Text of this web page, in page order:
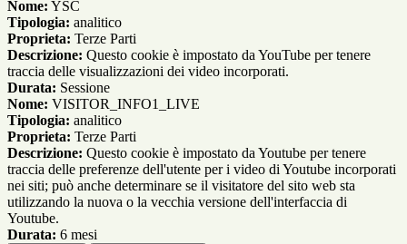
Nome: YSC
Tipologia: analitico
Proprieta: Terze Parti
Descrizione: Questo cookie è impostato da YouTube per tenere
traccia delle visualizzazioni dei video incorporati.
Durata: Sessione
Nome: VISITOR_INFO1_LIVE
Tipologia: analitico
Proprieta: Terze Parti
Descrizione: Questo cookie è impostato da Youtube per tenere
traccia delle preferenze dell'utente per i video di Youtube incorporati
nei siti; può anche determinare se il visitatore del sito web sta
utilizzando la nuova o la vecchia versione dell'interfaccia di
Youtube.
Durata: 6 mesi